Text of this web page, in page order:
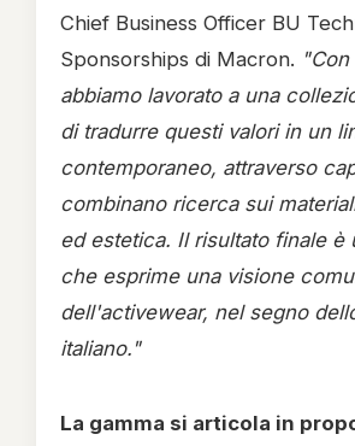
Chief Business Officer BU
Sponsorships di Macron.
abbiamo lavorato a una
di tradurre questi valori in un
contemporaneo, attraverso
combinano ricerca sui
ed estetica. Il risultato finale è
che esprime una visione
dell'activewear, nel segno
italiano."
La gamma si articola in